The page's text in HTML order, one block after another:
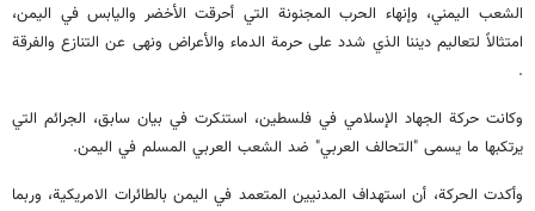
الشعب اليمني، وإنهاء الحرب المجنونة التي أحرقت الأخضر واليابس في اليمن،
امتثالاً لتعاليم ديننا الذي شدد على حرمة الدماء والأعراض ونهى عن التنازع والفرقة
.
وكانت حركة الجهاد الإسلامي في فلسطين، استنكرت في بيان سابق، الجرائم التي
يرتكبها ما يسمى "التحالف العربي" ضد الشعب العربي المسلم في اليمن.
وأكدت الحركة، أن استهداف المدنيين المتعمد في اليمن بالطائرات الامريكية، وربما